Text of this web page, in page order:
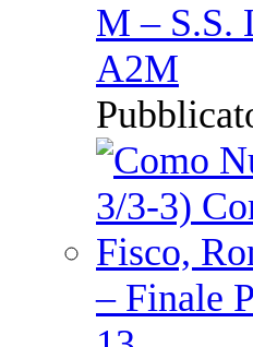
M – S.S.
A2M
– Finale